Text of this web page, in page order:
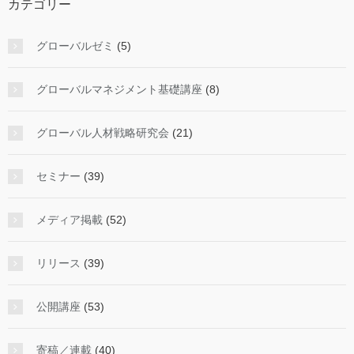
カテゴリー
グローバルゼミ (5)
グローバルマネジメント基礎講座 (8)
グローバル人材戦略研究会 (21)
セミナー (39)
メディア掲載 (52)
リリース (39)
公開講座 (53)
寄稿／連載 (40)